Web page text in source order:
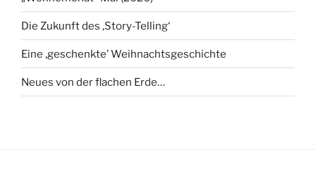
Die Zukunft des ‚Story-Telling‘
Eine ‚geschenkte’ Weihnachtsgeschichte
Neues von der flachen Erde…